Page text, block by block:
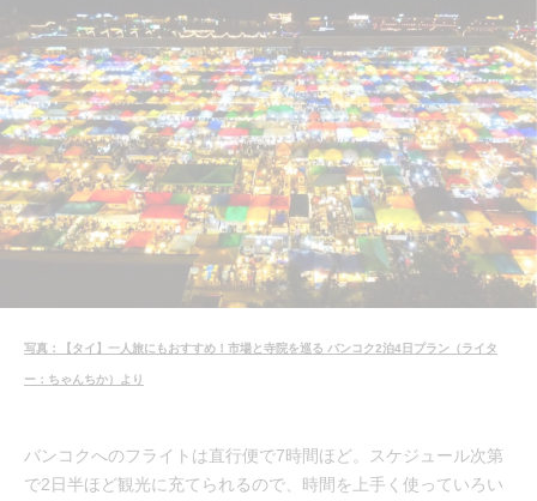
写真：【タイ】一人旅にもおすすめ！市場と寺院を巡る バンコク2泊4日プラン（ライタ
ー：ちゃんちか）より
バンコクへのフライトは直行便で7時間ほど。スケジュール次第
で2日半ほど観光に充てられるので、時間を上手く使っていろい